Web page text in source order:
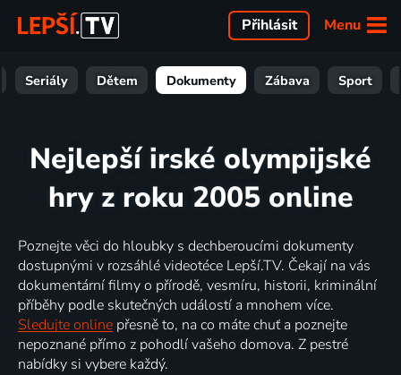
Menu
Přihlásit
Seriály Dětem Dokumenty Zábava Sport
Nejlepší irské olympijské
hry z roku 2005 online
Poznejte věci do hloubky s dechberoucími dokumenty
dostupnými v rozsáhlé videotéce Lepší.TV. Čekají na vás
dokumentární filmy o přírodě, vesmíru, historii, kriminální
příběhy podle skutečných událostí a mnohem více.
Sledujte online přesně to, na co máte chuť a poznejte
nepoznané přímo z pohodlí vašeho domova. Z pestré
nabídky si vybere každý.